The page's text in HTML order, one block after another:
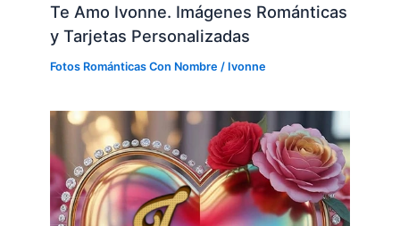
Te Amo Ivonne. Imágenes Románticas
y Tarjetas Personalizadas
Fotos Románticas Con Nombre / Ivonne